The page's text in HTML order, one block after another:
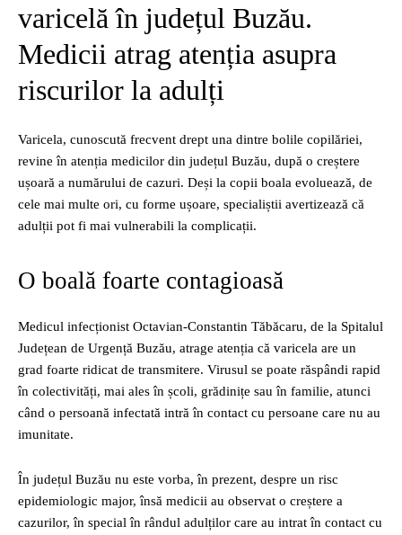
varicelă în județul Buzău.
Medicii atrag atenția asupra
riscurilor la adulți
Varicela, cunoscută frecvent drept una dintre bolile copilăriei,
revine în atenția medicilor din județul Buzău, după o creștere
ușoară a numărului de cazuri. Deși la copii boala evoluează, de
cele mai multe ori, cu forme ușoare, specialiștii avertizează că
adulții pot fi mai vulnerabili la complicații.
O boală foarte contagioasă
Medicul infecționist Octavian-Constantin Tăbăcaru, de la Spitalul
Județean de Urgență Buzău, atrage atenția că varicela are un
grad foarte ridicat de transmitere. Virusul se poate răspândi rapid
în colectivități, mai ales în școli, grădinițe sau în familie, atunci
când o persoană infectată intră în contact cu persoane care nu au
imunitate.
În județul Buzău nu este vorba, în prezent, despre un risc
epidemiologic major, însă medicii au observat o creștere a
cazurilor, în special în rândul adulților care au intrat în contact cu